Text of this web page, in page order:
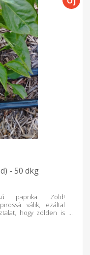
- 50 dkg
paprika. Zöld!
válik, ezáltal
hogy zölden is
Ezt a felismerést
ottani görög salátát